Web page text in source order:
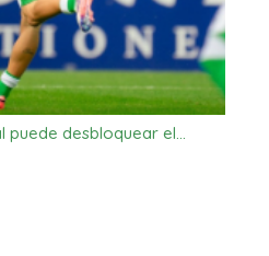
puede desbloquear el…